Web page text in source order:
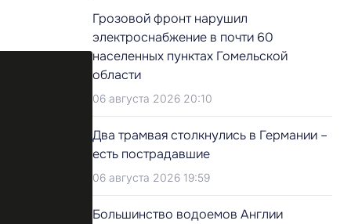
Грозовой фронт нарушил
электроснабжение в почти 60
населенных пунктах Гомельской
области
06 августа 2026 20:10
Два трамвая столкнулись в Германии –
есть пострадавшие
06 августа 2026 19:59
Большинство водоемов Англии